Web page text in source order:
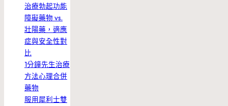
治療勃起功能
障礙藥物 vs.
壯陽藥，適應
症與安全性對
比
1分鐘先生治療
方法心理合併
藥物
服用犀利士雙